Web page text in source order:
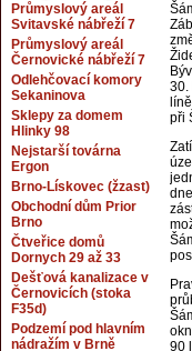
Průmyslový areál
Svitavské nábřeží 7
Průmyslový areál
Černovické nábřeží 7
Odlehčovací komory
Sekaninova
Sklepy za domem
Hlinky 98
Nejstarší továrna
Ergon
Brno-Lískovec (žzast)
Obchodní dům Prior
Brno
Čtveřice domů
Dornych 29 až 33
Dešťová kanalizace v
Černovicích (stoka
F35d)
Podzemí pod hlavním
nádražím v Brně
30.
při
90